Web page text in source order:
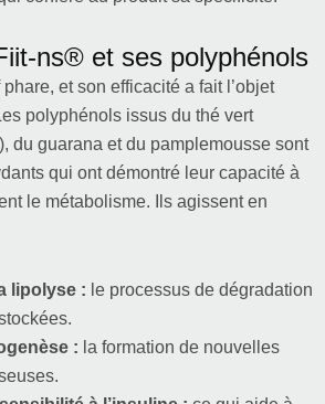
ns® et ses polyphénols
phare, et son efficacité a fait l’objet
polyphénols issus du thé vert
du guarana et du pamplemousse sont
qui ont démontré leur capacité à
le métabolisme. Ils agissent en
lipolyse : le processus de dégradation
: la formation de nouvelles